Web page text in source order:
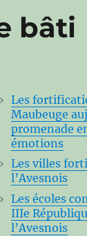
bâti
Les
Maubeuge
promenade
émotions
Les villes
l’Avesnois
Les écoles
IIIe
l’Avesnois